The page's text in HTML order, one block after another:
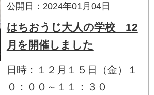
公開日：2024年01月04日
はちおうじ大人の学校 12
月を開催しました
日時：１２月１５日（金）１
０：００～１１：３０